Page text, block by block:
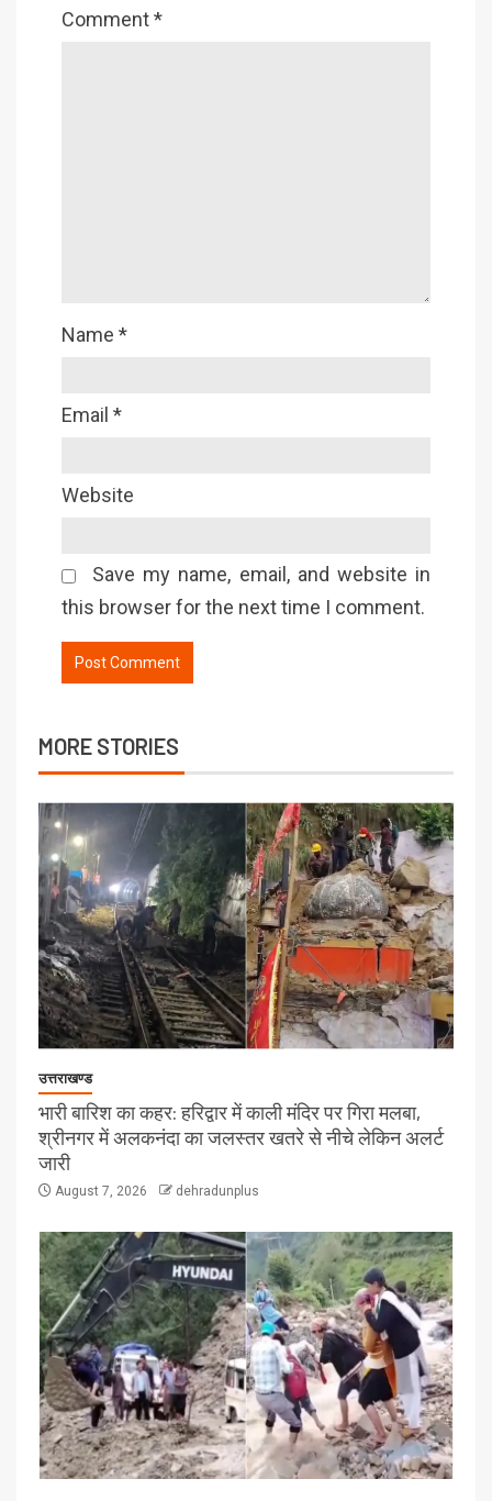
Comment*
Name *
Email *
Website
Save my name, email, and website in
this browser for the next time I comment.
MORE STORIES
उत्तराखण्ड
भारी बारिश का कहर: हरिद्वार में काली मंदिर पर गिरा मलबा,
श्रीनगर में अलकनंदा का जलस्तर खतरे से नीचे लेकिन अलर्ट
जारी
August 7, 2026 dehradunplus